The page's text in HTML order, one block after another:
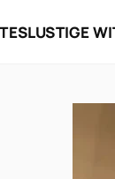
LUSTIGE